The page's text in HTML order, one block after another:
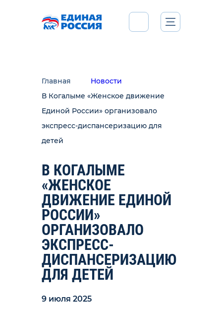
Главная
Новости
В Когалыме «Женское движение
Единой России» организовало
экспресс-диспансеризацию для
детей
В КОГАЛЫМЕ
«ЖЕНСКОЕ
ДВИЖЕНИЕ ЕДИНОЙ
РОССИИ»
ОРГАНИЗОВАЛО
ЭКСПРЕСС-
ДИСПАНСЕРИЗАЦИЮ
ДЛЯ ДЕТЕЙ
9 июля 2025